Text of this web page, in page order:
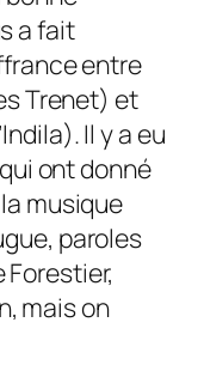
a fait
entre
Trenet) et
Il y a eu
ont donné
musique
paroles
mais on